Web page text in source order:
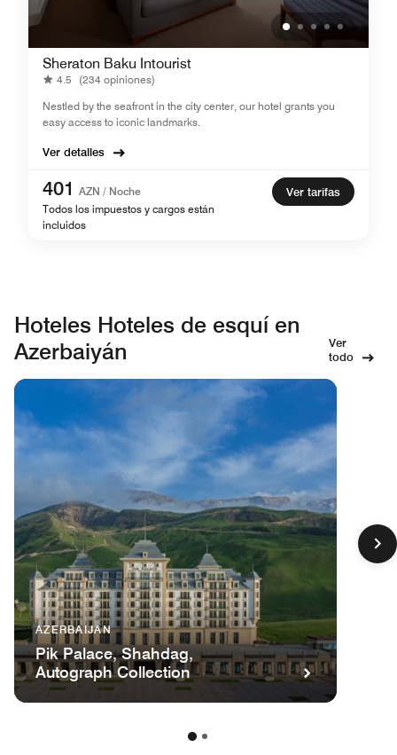
Sheraton Baku Intourist
4.5
(234 opiniones)
Nestled by the seafront in the city center, our hotel grants you
easy access to iconic landmarks.
Ver detalles
401 AZN / Noche
Todos los impuestos y cargos están
incluidos
Ver tarifas
Hoteles Hoteles de esquí en
Azerbaiyán
Ver
todo
AZERBAIJAN
Pik Palace, Shahdag,
Autograph Collection